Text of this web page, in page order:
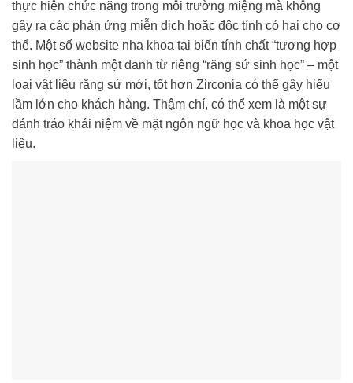
thực hiện chức năng trong môi trường miệng mà không
gây ra các phản ứng miễn dịch hoặc độc tính có hại cho cơ
thể. Một số website nha khoa tại biến tính chất “tương hợp
sinh học” thành một danh từ riêng “răng sứ sinh học” – một
loại vật liệu răng sứ mới, tốt hơn Zirconia có thể gây hiểu
lầm lớn cho khách hàng. Thậm chí, có thể xem là một sự
đánh tráo khái niệm về mặt ngôn ngữ học và khoa học vật
liệu.